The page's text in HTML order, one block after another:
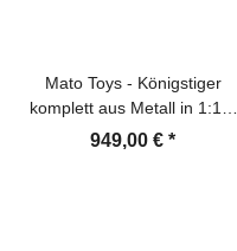
Mato Toys - Königstiger
komplett aus Metall in 1:16,
RTR-Version mit BB-Einheit
949,00 € *